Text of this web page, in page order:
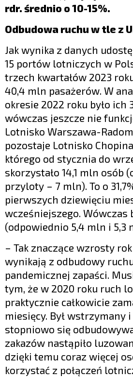
rdr. średnio o 10-15%.
Odbudowa ruchu w tle z
Jak wynika z danych
15 portów lotniczych w
trzech kwartałów 2023
40,4 mln pasażerów. W
okresie 2022 roku było ich
wówczas jeszcze nie
Lotnisko Warszawa-
pozostaje Lotnisko
którego od stycznia do
skorzystało 14,1 mln osób
przyloty – 7 mln). To o
pierwszych dziewięciu
wcześniejszego. Wówczas
(odpowiednio 5,4 mln i 5,3
– Tak znaczące wzrosty
wynikają z odbudowy
pandemicznej zapaści.
tym, że w 2020 roku ruch
praktycznie całkowicie
miesięcy. Był wstrzymany
stopniowo się
zakazów nastąpiło
dzięki temu coraz więcej
korzystać z połączeń